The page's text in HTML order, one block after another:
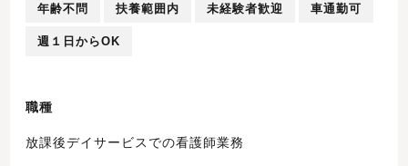
年齢不問 扶養範囲内 未経験者歓迎 車通勤可
週１日からOK
職種
放課後デイサービスでの看護師業務